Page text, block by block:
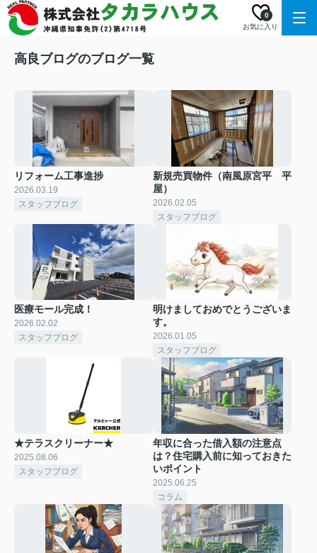
お気に入り
0
高良ブログのブログ一覧
リフォーム工事進捗
2026.03.19
スタッフブログ
新規売買物件（南風原宮平 平
屋）
2026.02.05
スタッフブログ
医療モール完成！
2026.02.02
スタッフブログ
明けましておめでとうございま
す。
2026.01.05
スタッフブログ
★テラスクリーナー★
2025.08.06
スタッフブログ
年収に合った借入額の注意点
は？住宅購入前に知っておきた
いポイント
2025.06.25
コラム